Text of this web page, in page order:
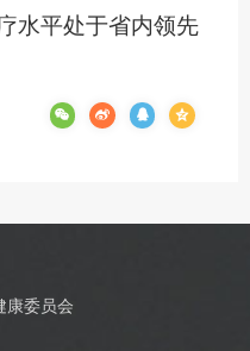
水平处于省内领先
康委员会